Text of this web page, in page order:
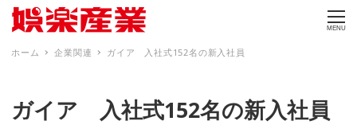
MENU
ホーム 企業関連 ガイア 入社式152名の新入社員
ガイア 入社式152名の新入社員